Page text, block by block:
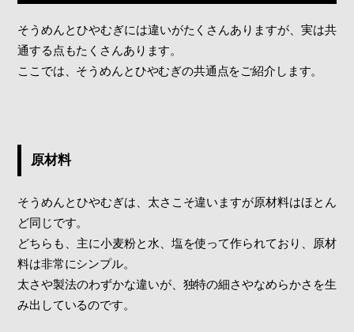
そうめんとひやむぎには違いがたくさんありますが、実は共
通する点もたくさんあります。
ここでは、そうめんとひやむぎの共通点をご紹介します。
原材料
そうめんとひやむぎは、太さこそ違いますが原材料はほとん
ど同じです。
どちらも、主に小麦粉と水、塩を使って作られており、原材
料は非常にシンプル。
太さや製法のわずかな違いが、独特の細さやなめらかさを生
み出しているのです。